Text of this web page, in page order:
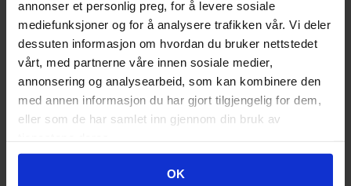
annonser et personlig preg, for å levere sosiale
mediefunksjoner og for å analysere trafikken vår. Vi deler
dessuten informasjon om hvordan du bruker nettstedet
vårt, med partnerne våre innen sosiale medier,
annonsering og analysearbeid, som kan kombinere den
med annen informasjon du har gjort tilgjengelig for dem,
eller som de har samlet inn gjennom din bruk av
OK
BBL det samme, og åpner kontoret for besøkende.
Les mer
34
2026
(83)
2025(126)
2024(134)
2022(24)